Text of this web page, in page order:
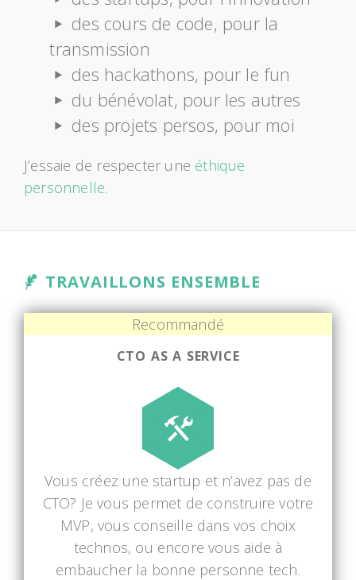
des cours de code, pour la
transmission
des hackathons, pour le fun
du bénévolat, pour les autres
des projets persos, pour moi
J’essaie de respecter une éthique
personnelle.
TRAVAILLONS ENSEMBLE
Recommandé
CTO AS A SERVICE
Vous créez une startup et n’avez pas de
CTO? Je vous permet de construire votre
MVP, vous conseille dans vos choix
technos, ou encore vous aide à
embaucher la bonne personne tech.